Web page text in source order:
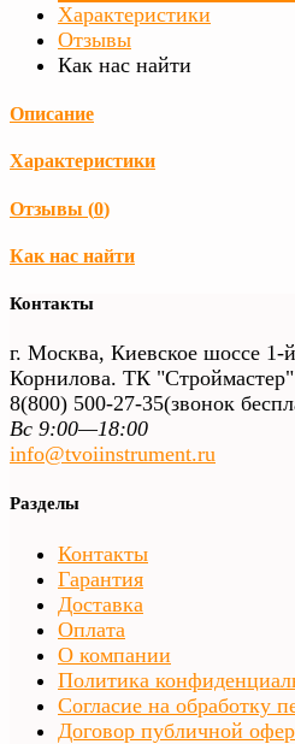
Характеристики
Отзывы
Как нас найти
Описание
Характеристики
Отзывы (0)
Как нас найти
Контакты
г. Москва, Киевское шоссе
Корнилова. ТК
8(800) 500-27-35(звонок
Вс 9:00—18:00
info@tvoiinstrument.ru
Разделы
Контакты
Гарантия
Доставка
Оплата
О компании
Политика
Согласие на обработку
Договор публичной